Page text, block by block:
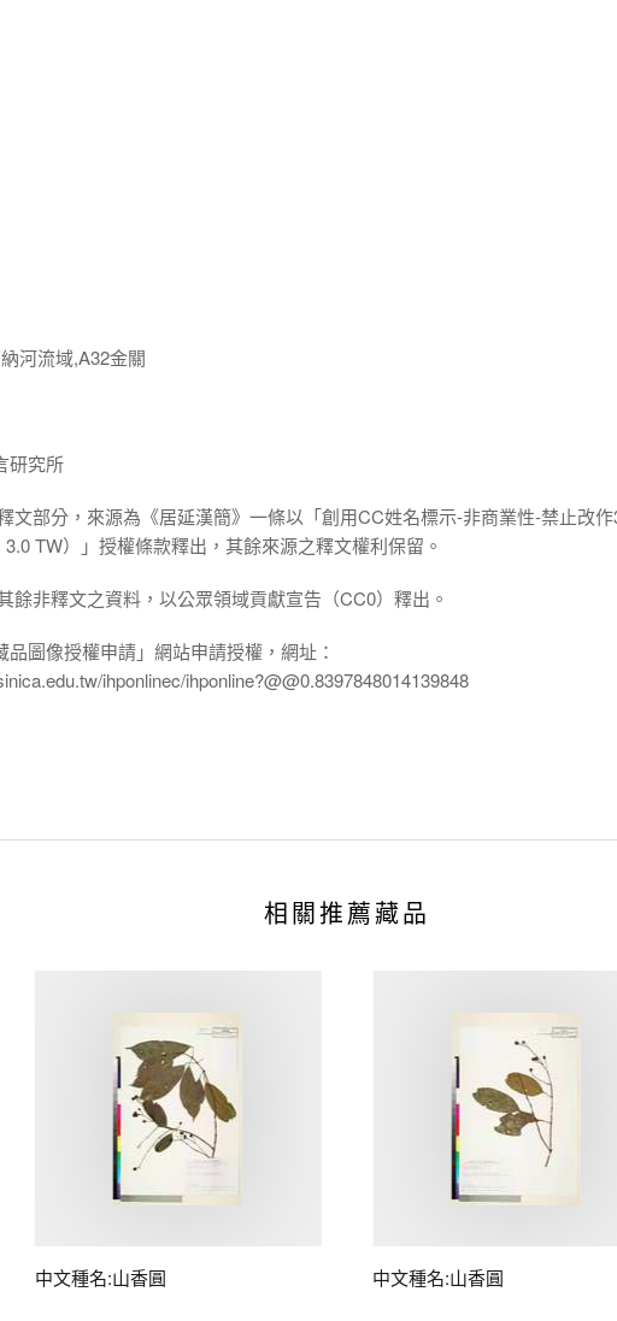
河流域,A32金關
研究所
文部分，來源為《居延漢簡》一條以「創用CC姓名標示-非商業性-禁止改
TW）」授權條款釋出，其餘來源之釋文權利保留。
餘非釋文之資料，以公眾領域貢獻宣告（CC0）釋出。
圖像授權申請」網站申請授權，網址：
ihponlinec/ihponline?@@0.8397848014139848
相關推薦藏品
中文種名:山香圓 中文種名:山香圓